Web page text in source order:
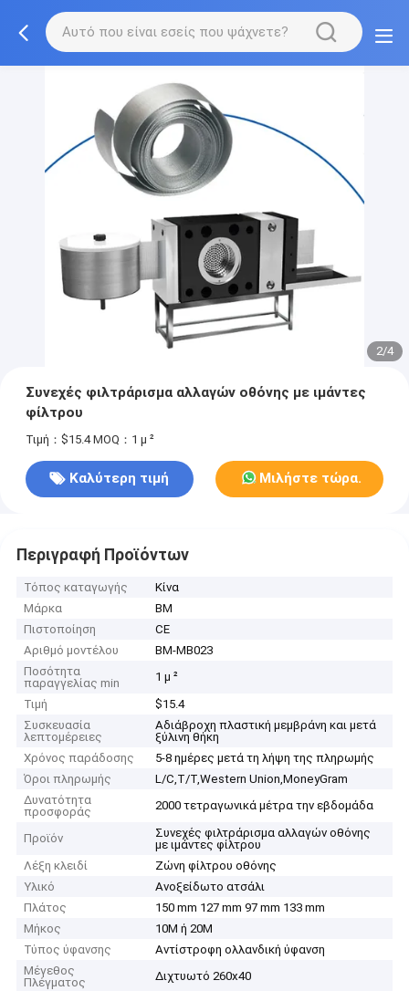
2/4
Συνεχές φιλτράρισμα αλλαγών οθόνης με ιμάντες
φίλτρου
Τιμή：$15.4 MOQ：1 μ ²
Καλύτερη τιμή Μιλήστε τώρα.
Περιγραφή Προϊόντων
Τόπος καταγωγής
Κίνα
Μάρκα
BM
Πιστοποίηση
CE
Αριθμό μοντέλου
BM-MB023
Ποσότητα
παραγγελίας min
1 μ ²
Τιμή
$15.4
Συσκευασία
λεπτομέρειες
Αδιάβροχη πλαστική μεμβράνη και μετά
ξύλινη θήκη
Χρόνος παράδοσης
5-8 ημέρες μετά τη λήψη της πληρωμής
Όροι πληρωμής
L/C,T/T,Western Union,MoneyGram
Δυνατότητα
προσφοράς
2000 τετραγωνικά μέτρα την εβδομάδα
Προϊόν
Συνεχές φιλτράρισμα αλλαγών οθόνης
με ιμάντες φίλτρου
Λέξη κλειδί
Ζώνη φίλτρου οθόνης
Υλικό
Ανοξείδωτο ατσάλι
Πλάτος
150 mm 127 mm 97 mm 133 mm
Μήκος
10M ή 20M
Τύπος ύφανσης
Αντίστροφη ολλανδική ύφανση
Μέγεθος
Πλέγματος
Διχτυωτό 260x40